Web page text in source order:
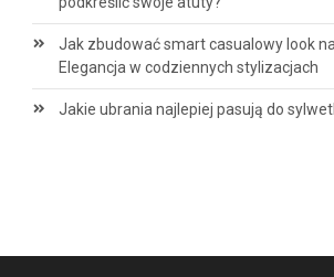
Jak zbudować smart casualowy look
Elegancja w codziennych stylizacjach
Jakie ubrania najlepiej pasują do